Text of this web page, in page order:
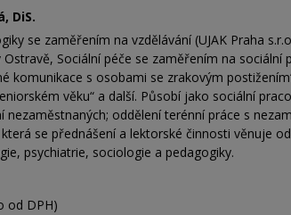
DiS.
se zaměřením na vzdělávání (UJAK Praha
Sociální péče se zaměřením na sociální
komunikace s osobami se zrakovým
věku“ a další. Působí jako sociální
nezaměstnaných; oddělení terénní práce s
se přednášení a lektorské činnosti věnuje
psychiatrie, sociologie a pedagogiky.
od DPH)